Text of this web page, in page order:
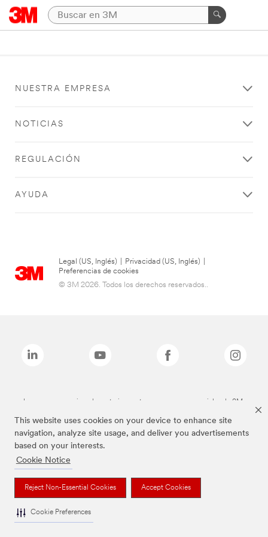
This website uses cookies on your device to enhance site
navigation, analyze site usage, and deliver you advertisements
based on your interests.
Cookie Notice
Reject Non-Essential Cookies Accept Cookies
Cookie Preferences
NUESTRA EMPRESA
NOTICIAS
REGULACIÓN
AYUDA
Legal (US, Inglés) Privacidad (US, Inglés)
Preferencias de cookies
© 3M 2026. Todos los derechos reservados..
Las marcas mencionadas anteriormente son marcas comerciales de 3M.